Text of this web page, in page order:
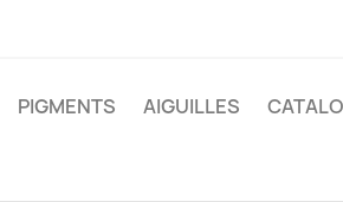
PIGMENTS AIGUILLES